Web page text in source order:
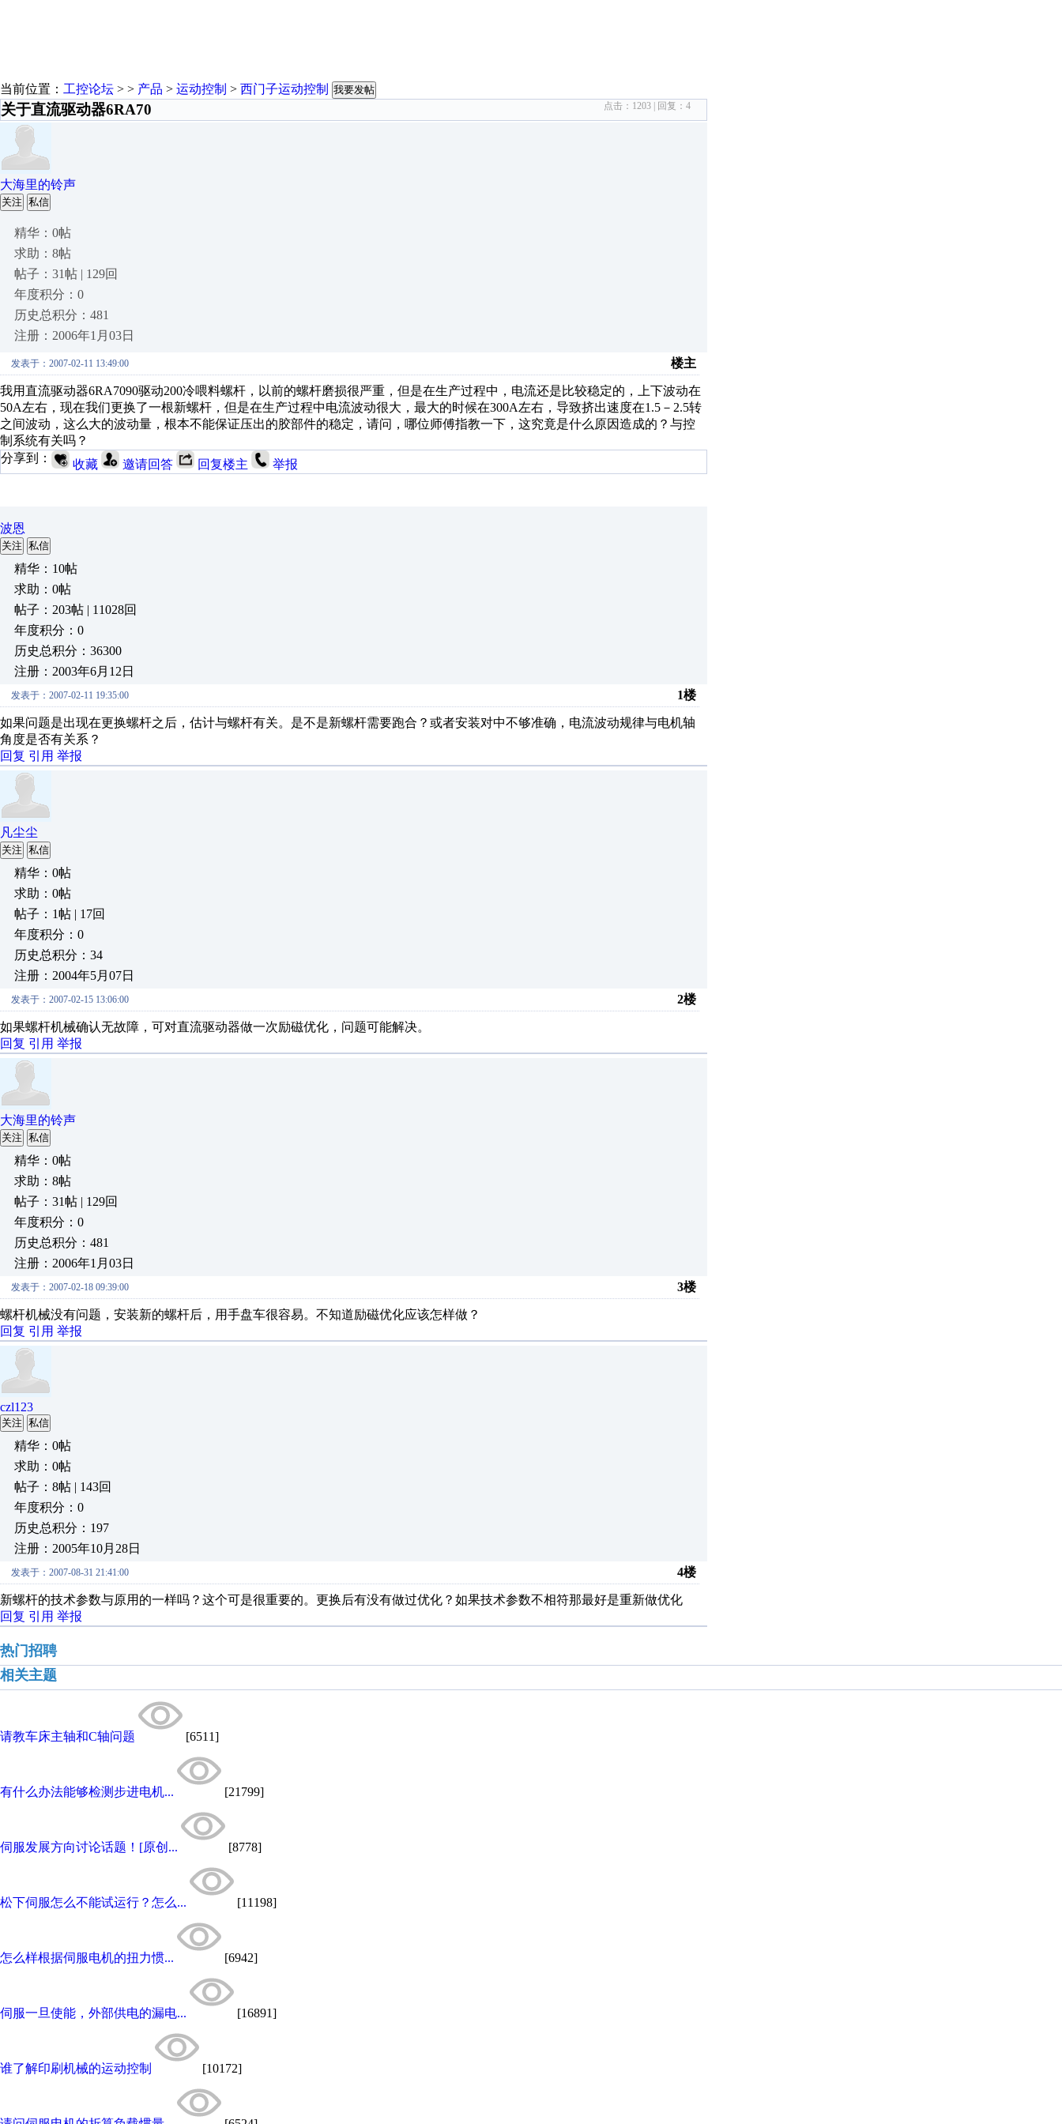
当前位置： 工控论坛 > > 产品 > 运动控制 > 西门子运动控制 我要发帖
关于直流驱动器6RA70 点击： 1203 | 回复： 4
大海里的铃声
关注 私信
精华：0帖
求助：8帖
帖子：31帖 | 129回
年度积分：0
历史总积分：481
注册：2006年1月03日
发表于：2007-02-11 13:49:00 楼主
我用直流驱动器6RA7090驱动200冷喂料螺杆，以前的螺杆磨损很严重，但是在生产过程中，电流还是比较稳定的，上下波动在
50A左右，现在我们更换了一根新螺杆，但是在生产过程中电流波动很大，最大的时候在300A左右，导致挤出速度在1.5－2.5转
之间波动，这么大的波动量，根本不能保证压出的胶部件的稳定，请问，哪位师傅指教一下，这究竟是什么原因造成的？与控
制系统有关吗？
分享到：
收藏 邀请回答 回复楼主 举报
波恩
关注 私信
精华：10帖
求助：0帖
帖子：203帖 | 11028回
年度积分：0
历史总积分：36300
注册：2003年6月12日
发表于：2007-02-11 19:35:00 1楼
如果问题是出现在更换螺杆之后，估计与螺杆有关。是不是新螺杆需要跑合？或者安装对中不够准确，电流波动规律与电机轴
角度是否有关系？
回复 引用 举报
凡尘尘
关注 私信
精华：0帖
求助：0帖
帖子：1帖 | 17回
年度积分：0
历史总积分：34
注册：2004年5月07日
发表于：2007-02-15 13:06:00 2楼
如果螺杆机械确认无故障，可对直流驱动器做一次励磁优化，问题可能解决。
回复 引用 举报
大海里的铃声
关注 私信
精华：0帖
求助：8帖
帖子：31帖 | 129回
年度积分：0
历史总积分：481
注册：2006年1月03日
发表于：2007-02-18 09:39:00 3楼
螺杆机械没有问题，安装新的螺杆后，用手盘车很容易。不知道励磁优化应该怎样做？
回复 引用 举报
czl123
关注 私信
精华：0帖
求助：0帖
帖子：8帖 | 143回
年度积分：0
历史总积分：197
注册：2005年10月28日
发表于：2007-08-31 21:41:00 4楼
新螺杆的技术参数与原用的一样吗？这个可是很重要的。更换后有没有做过优化？如果技术参数不相符那最好是重新做优化
回复 引用 举报
热门招聘
相关主题
请教车床主轴和C轴问题 [6511]
有什么办法能够检测步进电机... [21799]
伺服发展方向讨论话题！[原创... [8778]
松下伺服怎么不能试运行？怎么... [11198]
怎么样根据伺服电机的扭力惯... [6942]
伺服一旦使能，外部供电的漏电... [16891]
谁了解印刷机械的运动控制 [10172]